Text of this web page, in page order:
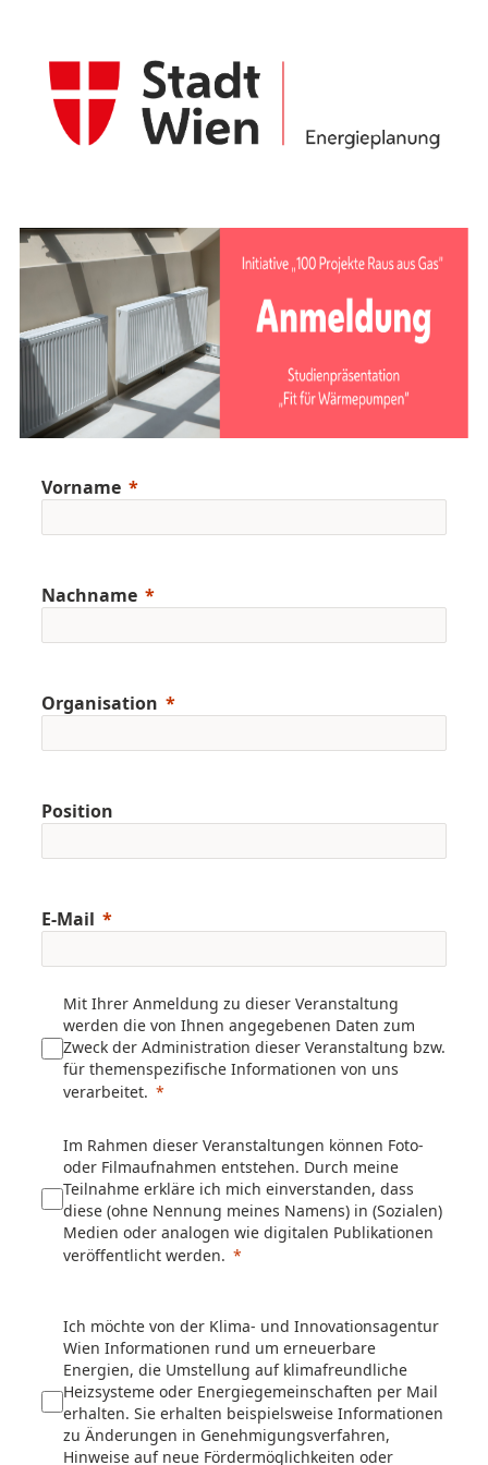
Vorname
Nachname
Organisation
Position
E-Mail
Mit Ihrer Anmeldung zu dieser Veranstaltung
werden die von Ihnen angegebenen Daten zum
Zweck der Administration dieser Veranstaltung bzw.
für themenspezifische Informationen von uns
verarbeitet.
Im Rahmen dieser Veranstaltungen können Foto-
oder Filmaufnahmen entstehen. Durch meine
Teilnahme erkläre ich mich einverstanden, dass
diese (ohne Nennung meines Namens) in (Sozialen)
Medien oder analogen wie digitalen Publikationen
veröffentlicht werden.
Ich möchte von der Klima- und Innovationsagentur
Wien Informationen rund um erneuerbare
Energien, die Umstellung auf klimafreundliche
Heizsysteme oder Energiegemeinschaften per Mail
erhalten. Sie erhalten beispielsweise Informationen
zu Änderungen in Genehmigungsverfahren,
Hinweise auf neue Fördermöglichkeiten oder